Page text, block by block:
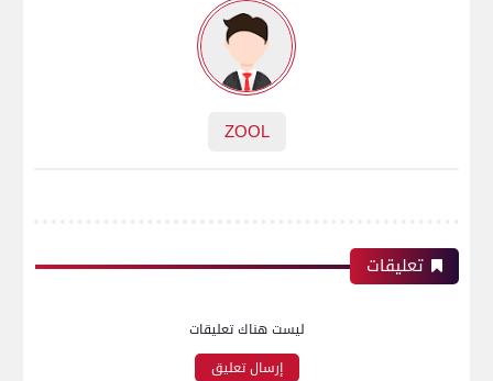
ZOOL
تعليقات
ليست هناك تعليقات
إرسال تعليق